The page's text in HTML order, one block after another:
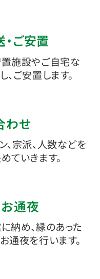
ご安置
施設やご自宅な
、ご安置します。
わせ
、宗派、人数などを
ていきます。
通夜
納め、縁のあった
通夜を行います。